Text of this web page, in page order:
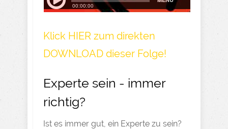
Klick HIER zum direkten
DOWNLOAD dieser Folge!
Experte sein - immer
richtig?
Ist es immer gut, ein Experte zu sein?